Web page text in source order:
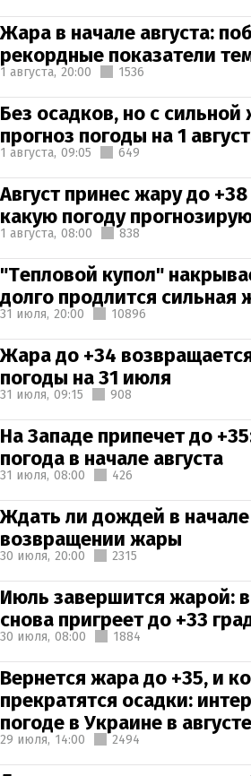
Жара в начале августа:
рекордные показатели
1 августа, 20:00 1536
Без осадков, но с
прогноз погоды на 1
1 августа, 09:05 649
Август принес жару до
какую погоду
1 августа, 08:00 838
"Тепловой купол"
долго продлится сильная
31 июля, 20:00 10896
Жара до +34
погоды на 31 июля
31 июля, 09:15 908
На Западе припечет до
погода в начале августа
31 июля, 08:00 426
Ждать ли дождей в начале
возвращении жары
30 июля, 20:00 2315
Июль завершится жарой:
снова пригреет до +33
30 июля, 08:00 1884
Вернется жара до +35, и
прекратятся осадки:
погоде в Украине в августе
29 июля, 14:00 2494